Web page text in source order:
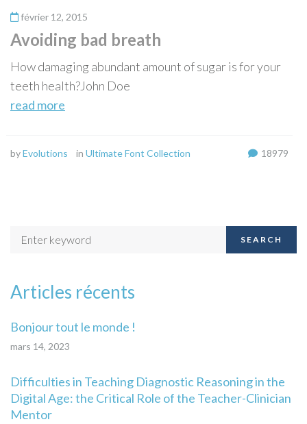
février 12, 2015
Avoiding bad breath
How damaging abundant amount of sugar is for your
teeth health?John Doe
read more
byEvolutions in Ultimate Font Collection 18979
SEARCH
Articles récents
Bonjour tout le monde !
mars 14, 2023
Difficulties in Teaching Diagnostic Reasoning in the
Digital Age: the Critical Role of the Teacher-Clinician
Mentor